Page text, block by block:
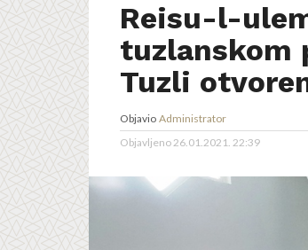
Reisu-l-
tuzlanskom
Tuzli
Objavio Administrator
Objavljeno26.01.2021. 22:39